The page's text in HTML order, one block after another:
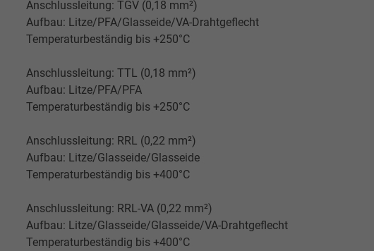
_gid, Google Analytics
Google LLC
Laufzeit 1 Tag
Cookie von Google für Website-Analysen.
Besucher die Website nutzt.
Anbieter Google LLC
Anschlussleitung: TGV (0,18 mm²)
Aufbau: Litze/PFA/Glasseide/VA-Drahtgeflecht
Temperaturbeständig bis +250°C
Anschlussleitung: TTL (0,18 mm²)
Aufbau: Litze/PFA/PFA
Temperaturbeständig bis +250°C
Anschlussleitung: RRL (0,22 mm²)
Aufbau: Litze/Glasseide/Glasseide
Temperaturbeständig bis +400°C
Anschlussleitung: RRL-VA (0,22 mm²)
Aufbau: Litze/Glasseide/Glasseide/VA-Drahtgeflecht
Temperaturbeständig bis +400°C